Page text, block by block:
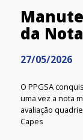
da
27/05/2026
O PPGSA
uma vez a nota
avaliação
Capes